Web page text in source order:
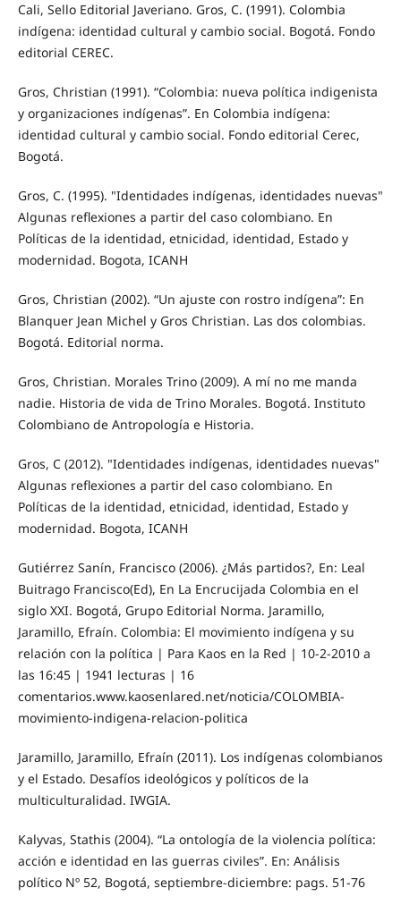
Cali, Sello Editorial Javeriano. Gros, C. (1991). Colombia
indígena: identidad cultural y cambio social. Bogotá. Fondo
editorial CEREC.
Gros, Christian (1991). “Colombia: nueva política indigenista
y organizaciones indígenas”. En Colombia indígena:
identidad cultural y cambio social. Fondo editorial Cerec,
Bogotá.
Gros, C. (1995). "Identidades indígenas, identidades nuevas"
Algunas reflexiones a partir del caso colombiano. En
Políticas de la identidad, etnicidad, identidad, Estado y
modernidad. Bogota, ICANH
Gros, Christian (2002). “Un ajuste con rostro indígena”: En
Blanquer Jean Michel y Gros Christian. Las dos colombias.
Bogotá. Editorial norma.
Gros, Christian. Morales Trino (2009). A mí no me manda
nadie. Historia de vida de Trino Morales. Bogotá. Instituto
Colombiano de Antropología e Historia.
Gros, C (2012). "Identidades indígenas, identidades nuevas"
Algunas reflexiones a partir del caso colombiano. En
Políticas de la identidad, etnicidad, identidad, Estado y
modernidad. Bogota, ICANH
Gutiérrez Sanín, Francisco (2006). ¿Más partidos?, En: Leal
Buitrago Francisco(Ed), En La Encrucijada Colombia en el
siglo XXI. Bogotá, Grupo Editorial Norma. Jaramillo,
Jaramillo, Efraín. Colombia: El movimiento indígena y su
relación con la política | Para Kaos en la Red | 10-2-2010 a
las 16:45 | 1941 lecturas | 16
comentarios.www.kaosenlared.net/noticia/COLOMBIA-
movimiento-indigena-relacion-politica
Jaramillo, Jaramillo, Efraín (2011). Los indígenas colombianos
y el Estado. Desafíos ideológicos y políticos de la
multiculturalidad. IWGIA.
Kalyvas, Stathis (2004). “La ontología de la violencia política:
acción e identidad en las guerras civiles”. En: Análisis
político Nº 52, Bogotá, septiembre-diciembre: pags. 51-76